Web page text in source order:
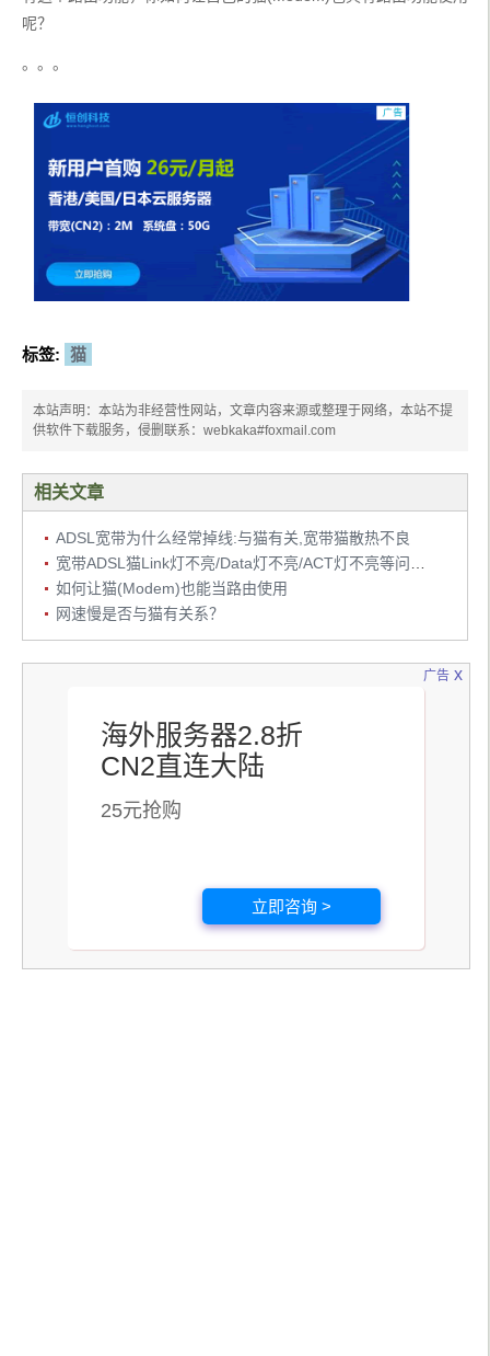
呢？
。。。
标签: 猫
本站声明：本站为非经营性网站，文章内容来源或整理于网络，本站不提
供软件下载服务，侵删联系：webkaka#foxmail.com
相关文章
ADSL宽带为什么经常掉线:与猫有关,宽带猫散热不良
如何让猫(Modem)也能当路由使用
网速慢是否与猫有关系？
广告
海外服务器2.8折
CN2直连大陆
25元抢购
立即咨询 >
x